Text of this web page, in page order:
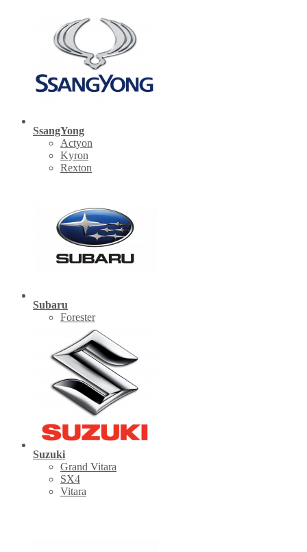
SsangYong
Actyon
Kyron
Rexton
Subaru
Forester
Suzuki
Grand Vitara
SX4
Vitara